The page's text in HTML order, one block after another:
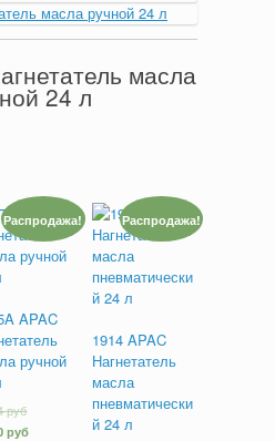
масла
24 л
Распродажа!
APAC
ручной
руб
руб
Распродажа!
1914 APAC
Нагнетатель
масла
пневматически
й 24 л